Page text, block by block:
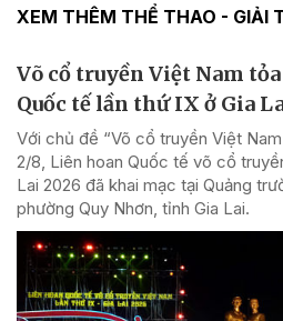
XEM THÊM THỂ THAO - GIẢI
Võ cổ truyền Việt Nam
Quốc tế lần thứ IX ở Gia
Với chủ đề “Võ cổ truyền Việt
2/8, Liên hoan Quốc tế võ cổ
Lai 2026 đã khai mạc tại Quảng
phường Quy Nhơn, tỉnh Gia Lai.